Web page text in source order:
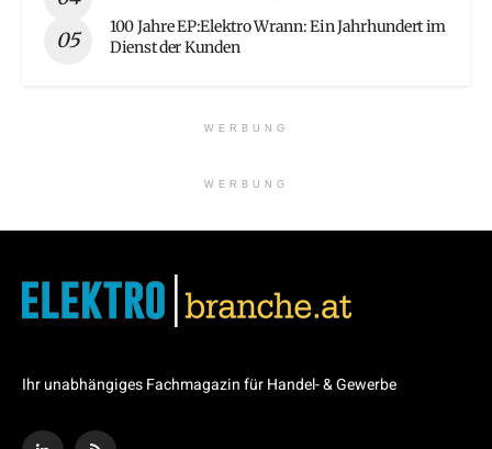
100 Jahre EP:Elektro Wrann: Ein Jahrhundert im
Dienst der Kunden
WERBUNG
WERBUNG
Ihr unabhängiges Fachmagazin für Handel- & Gewerbe